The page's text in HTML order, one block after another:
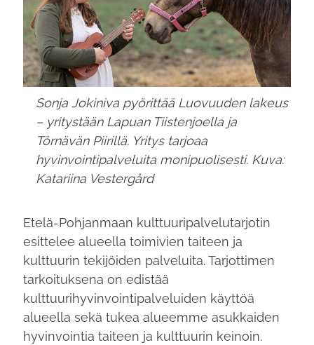
Sonja Jokiniva pyörittää Luovuuden lakeus
– yritystään Lapuan Tiistenjoella ja
Törnävän Piirillä. Yritys tarjoaa
hyvinvointipalveluita monipuolisesti. Kuva:
Katariina Vestergård
Etelä-Pohjanmaan kulttuuripalvelutarjotin
esittelee alueella toimivien taiteen ja
kulttuurin tekijöiden palveluita. Tarjottimen
tarkoituksena on edistää
kulttuurihyvinvointipalveluiden käyttöä
alueella sekä tukea alueemme asukkaiden
hyvinvointia taiteen ja kulttuurin keinoin.